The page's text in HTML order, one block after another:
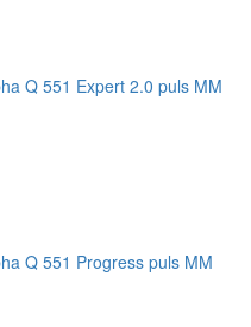
Q 551 Expert 2.0 puls MM
Q 551 Progress puls MM